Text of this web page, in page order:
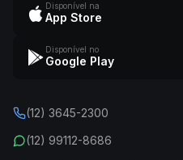
Disponível na
App Store
Disponível no
Google Play
(12) 3645-2300
(12) 99112-8686